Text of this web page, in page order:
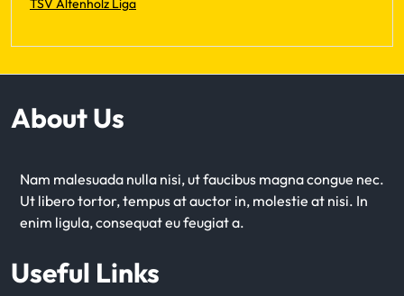
About Us
Nam malesuada nulla nisi, ut faucibus magna congue nec.
Ut libero tortor, tempus at auctor in, molestie at nisi. In
enim ligula, consequat eu feugiat a.
Useful Links